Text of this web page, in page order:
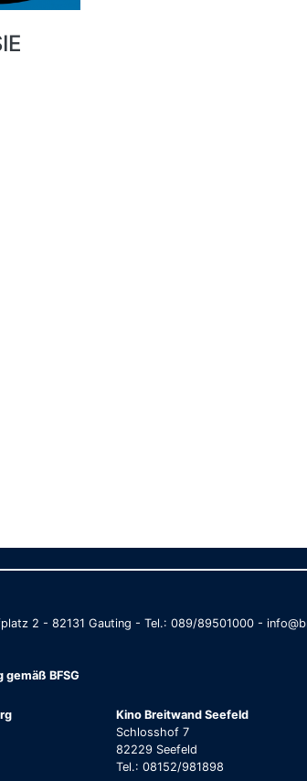
2 - 82131 Gauting - Tel.: 089/89501000 -
BFSG
Kino Breitwand Seefeld
Schlosshof 7
82229 Seefeld
Tel.: 08152/981898